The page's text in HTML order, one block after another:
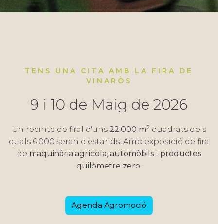
TENS UNA CITA AMB LA FIRA DE
VINARÒS
9 i 10 de Maig de 2026
Un recinte de firal d'uns 22.000 m2 quadrats dels
quals 6.000 seran d'estands. Amb exposició de fira
de maquinària agrícola, automòbils i productes
quilòmetre zero.
Agenda Agromoció